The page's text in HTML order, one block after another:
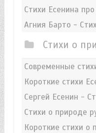
Стихи Есенина
Агния Барто -
Стихи о
Современные
Короткие стихи
Сергей Есенин -
Стихи о природе
Короткие стихи о